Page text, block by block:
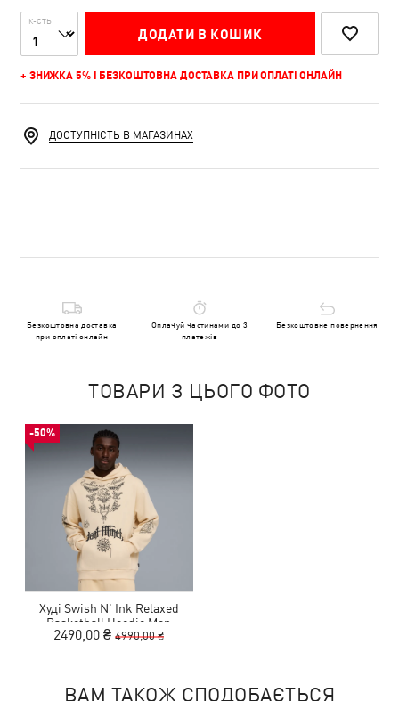
К-СТЬ
ДОДАТИ В КОШИК
+ ЗНИЖКА 5% І БЕЗКОШТОВНА ДОСТАВКА ПРИ ОПЛАТІ ОНЛАЙН
ДОСТУПНІСТЬ В МАГАЗИНАХ
Безкоштовна доставка
при оплаті онлайн
Оплачуй частинами до 3
платежів
Безкоштовне повернення
ТОВАРИ З ЦЬОГО ФОТО
-50%
Худі Swish N' Ink Relaxed
Basketball Hoodie Men
2490,00 ₴4990,00 ₴
ВАМ ТАКОЖ СПОДОБАЄТЬСЯ